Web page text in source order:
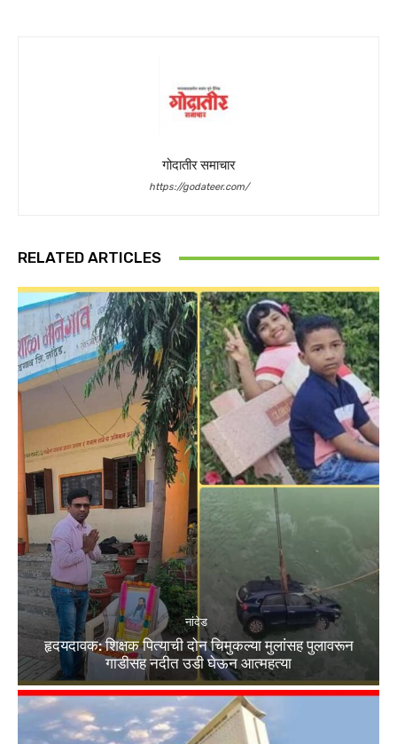
गोदातीर समाचार
https://godateer.com/
RELATED ARTICLES
नांदेड
हृदयदावक: शिक्षक पित्याची दोन चिमुकल्या मुलांसह पुलावरून
गाडीसह नदीत उडी घेऊन आत्महत्या